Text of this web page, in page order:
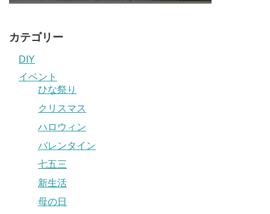
カテゴリー
DIY
イベント
ひな祭り
クリスマス
ハロウィン
バレンタイン
七五三
新生活
母の日